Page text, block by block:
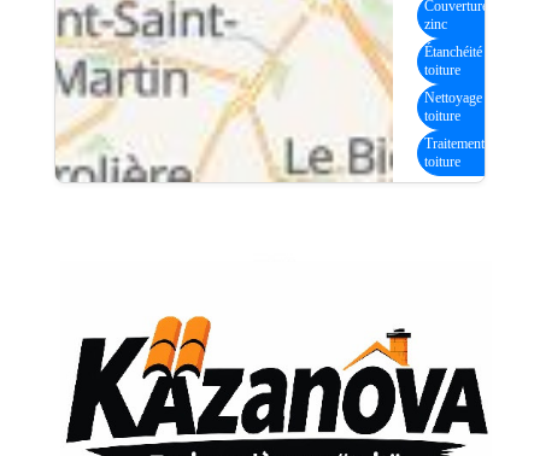
Couverture
zinc
Étanchéité
toiture
Nettoyage
toiture
Traitement
toiture